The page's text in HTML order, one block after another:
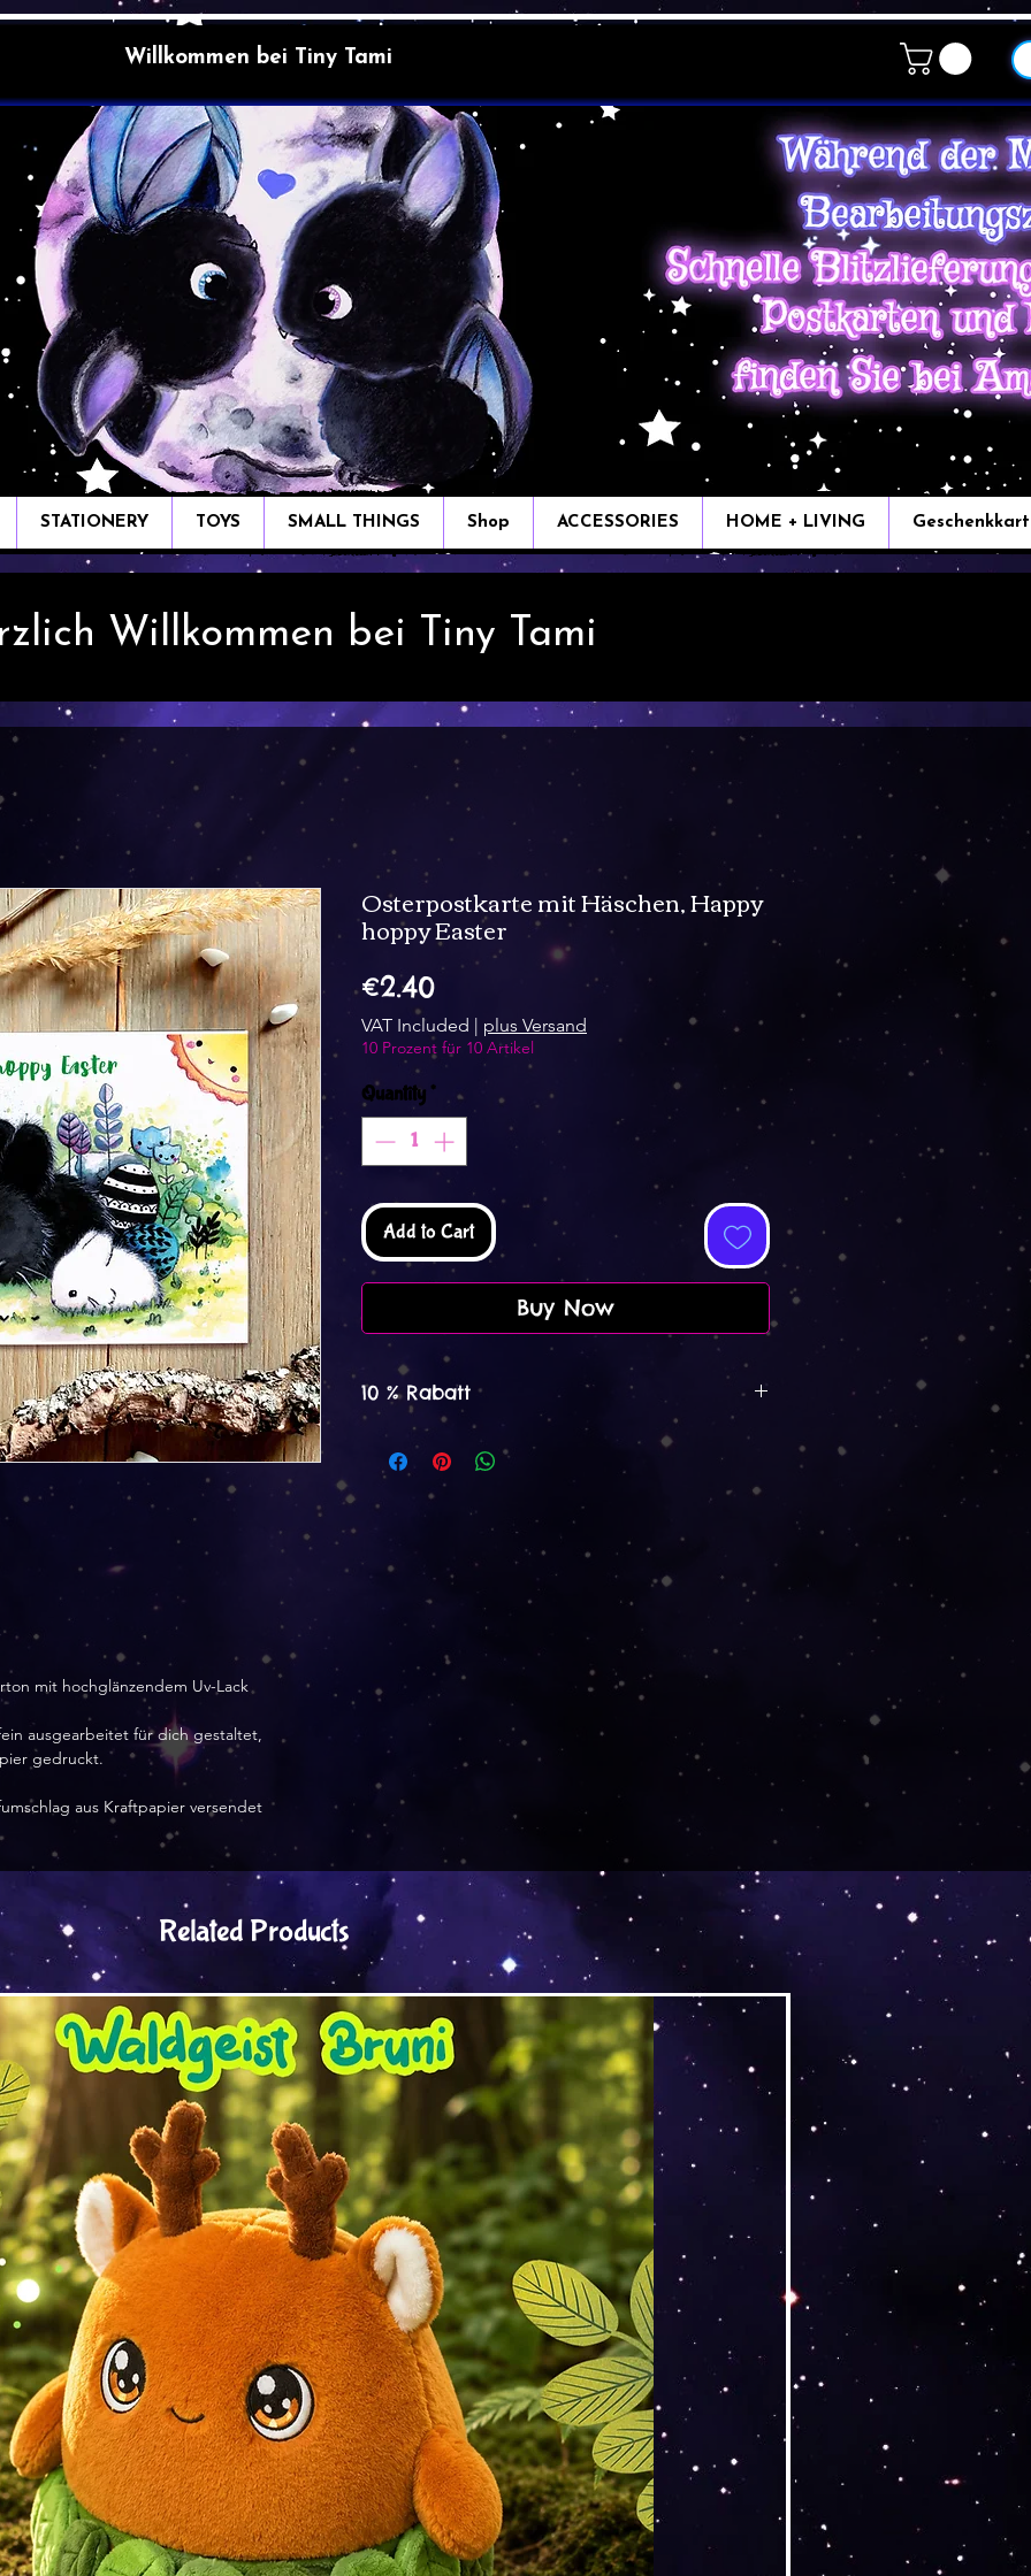
Willkommen bei Tiny Tami
STATIONERY TOYS SMALL THINGS Shop ACCESSORIES HOME + LIVING
Willkommen bei Tiny Tami
mit hochglänzendem Uv-Lack
ausgearbeitet für dich gestaltet,
gedruckt.
aus Kraftpapier versendet
Osterpostkarte mit Häschen, Happy
hoppy Easter
€2.40Price
VAT Included | plus Versand
10 Prozent für 10 Artikel
Quantity*
Add to Cart
Buy Now
10 % Rabatt
Spare mit 10 % Rabatt auf alle Postkarten,
Notizblöcke und viele andere Produkte.
Related Products
Versand by DruckGuru